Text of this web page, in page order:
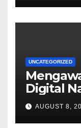
UNCATEGORIZED
Digital
Tangguh
AUGUST 8,